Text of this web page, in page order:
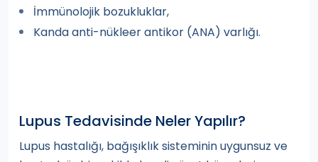
İmmünolojik bozukluklar,
Kanda anti-nükleer antikor (ANA) varlığı.
Lupus Tedavisinde Neler Yapılır?
Lupus hastalığı, bağışıklık sisteminin uygunsuz ve